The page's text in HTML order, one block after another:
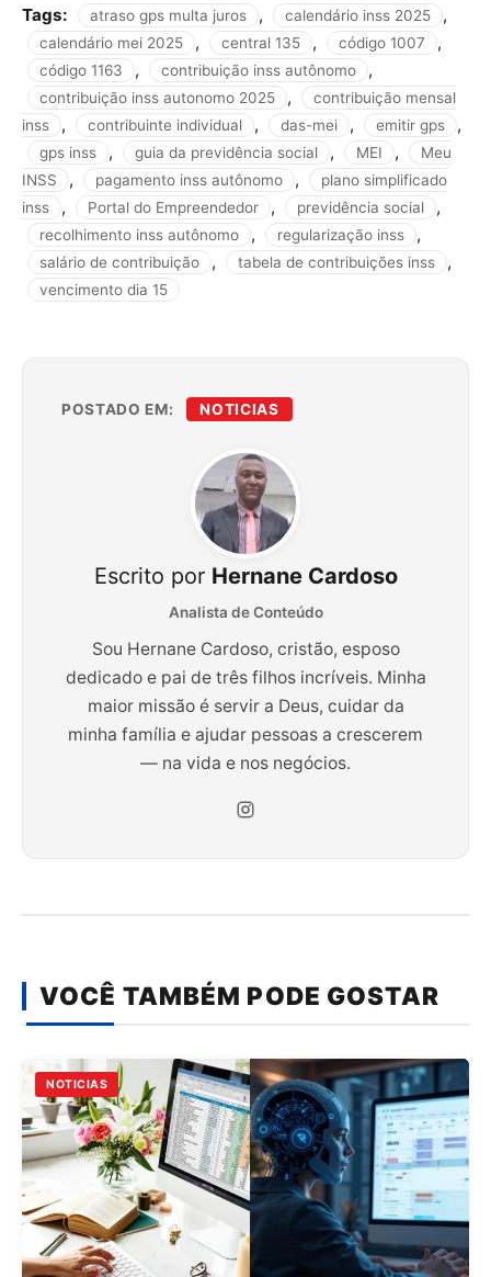
Tags: atraso gps multa juros , calendário inss 2025 ,
calendário mei 2025 , central 135 , código 1007 ,
código 1163 , contribuição inss autônomo ,
contribuição inss autonomo 2025 ,
contribuição mensal
inss
, contribuinte individual , das-mei , emitir gps ,
gps inss , guia da previdência social , MEI ,
Meu
INSS
, pagamento inss autônomo ,
plano simplificado
inss
, Portal do Empreendedor , previdência social ,
recolhimento inss autônomo , regularização inss ,
salário de contribuição , tabela de contribuições inss ,
vencimento dia 15
POSTADO EM: NOTICIAS
Escrito por Hernane Cardoso
Analista de Conteúdo
Sou Hernane Cardoso, cristão, esposo
dedicado e pai de três filhos incríveis. Minha
maior missão é servir a Deus, cuidar da
minha família e ajudar pessoas a crescerem
— na vida e nos negócios.
VOCÊ TAMBÉM PODE GOSTAR
NOTICIAS